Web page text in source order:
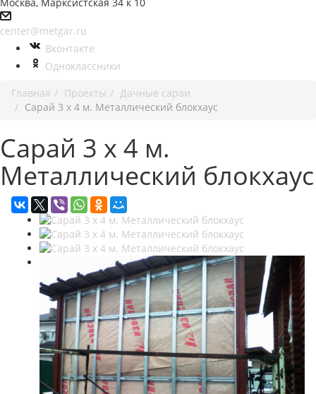
center@metgar.ru
Вконтакте
Одноклассники
Главная
Проекты
Дачные сараи
Сарай 3 х 4 м. Металлический блокхаус
Сарай 3 х 4 м.
Металлический блокхаус